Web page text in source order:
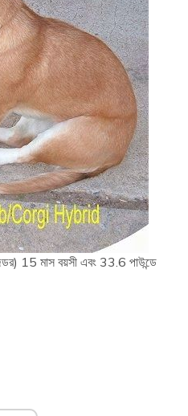
15 মাস বয়সী এবং 33.6 পাউন্ডে